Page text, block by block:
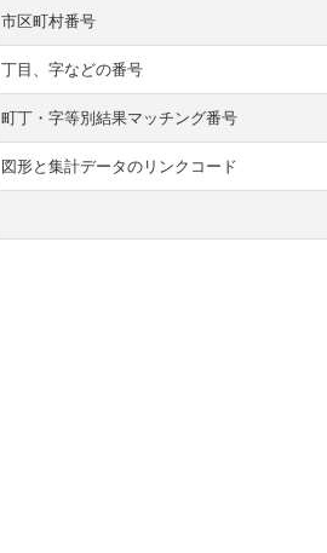
市区町村番号
丁目、字などの番号
町丁・字等別結果マッチング番号
図形と集計データのリンクコード